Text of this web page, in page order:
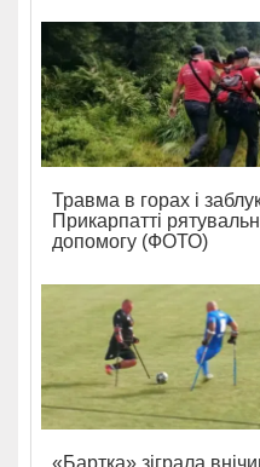
Травма в горах і
Прикарпатті
допомогу (ФОТО)
«Бартка» зіграла